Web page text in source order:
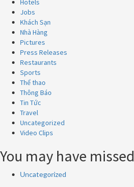
Jobs
Khách Sạn
Nhà Hàng
Pictures
Press Releases
Restaurants
Sports
Thể thao
Thông Báo
Tin Tức
Travel
Uncategorized
Video Clips
You may have missed
Uncategorized